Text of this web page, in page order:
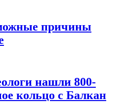
причины
нашли 800-
кольцо с Балкан